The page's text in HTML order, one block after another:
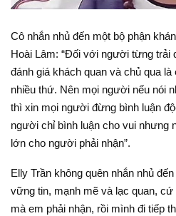
Cô nhắn nhủ đến một bộ phận
Hoài Lâm: “Đối với người từng trải
đánh giá khách quan và chủ qua
nhiều thứ. Nên mọi người nếu nói
thì xin mọi người đừng bình luận
người chỉ bình luận cho vui nhưng
lớn cho người phải nhận”.
Elly Trần không quên nhắn nhủ
vững tin, mạnh mẽ và lạc quan,
mà em phải nhận, rồi mình đi tiếp